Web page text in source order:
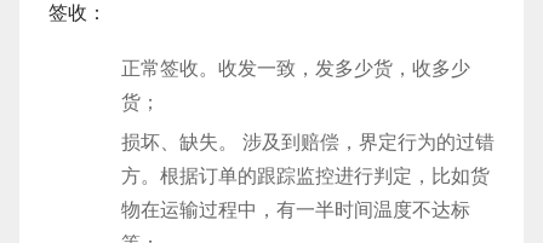
签收：
正常签收。收发一致，发多少货，收多少
货；
损坏、缺失。 涉及到赔偿，界定行为的过错
方。根据订单的跟踪监控进行判定，比如货
物在运输过程中，有一半时间温度不达标